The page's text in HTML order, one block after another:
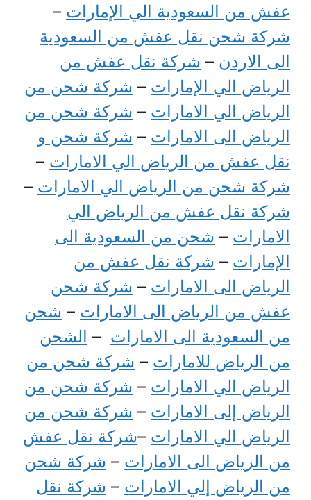
عفش من السعودية الي الإمارات –
شركة شحن نقل عفش من السعودية
الى الاردن – شركة نقل عفش من
الرياض الي الإمارات – شركة شحن من
الرياض الي الامارات – شركة شحن من
الرياض الى الامارات – شركة شحن و
نقل عفش من الرياض الي الامارات –
شركة شحن من الرياض الي الامارات –
شركة نقل عفش من الرياض الي
الامارات – شحن من السعودية الى
الإمارات – شركة نقل عفش من
الرياض الى الامارات – شركة شحن
عفش من الرياض الى الامارات – شحن
من السعودية الى الامارات – الشحن
من الرياض للامارات – شركة شحن من
الرياض الي الامارات – شركة شحن من
الرياض إلى الامارات – شركة شحن من
الرياض الي الامارات –شركة نقل عفش
من الرياض الى الامارات – شركة شحن
من الرياض إلي الامارات – شركة نقل